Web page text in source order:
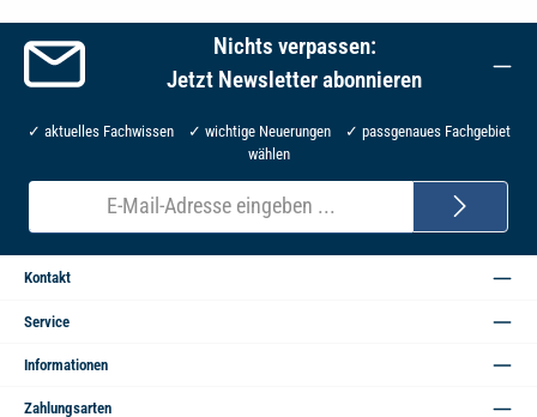
Nichts verpassen:
Jetzt Newsletter abonnieren
✓ aktuelles Fachwissen ✓ wichtige Neuerungen ✓ passgenaues Fachgebiet
wählen
E-
Mail-
Adresse*
Kontakt
Service
Informationen
Zahlungsarten